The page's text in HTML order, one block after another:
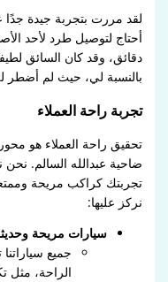
لقد مررت بتجربة جيدة جدًا
أحتاج لتوصيل طرد لأحد
دقائق، وقد كان السائق
بالنسبة لي، حيث لم أضطر
تجربة راحة العملاء
تحقيق راحة العملاء هو
ضاحية عبدالله السالم.
تجربتك كراكب مريحة
نركز عليها:
سيارات مريحة
جميع
الراحة، مثل